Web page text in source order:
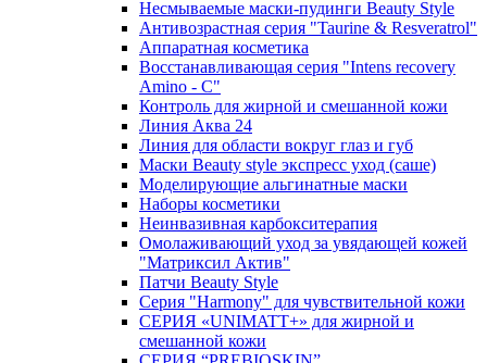
Несмываемые маски-пудинги Beauty Style
Антивозрастная серия "Taurine & Resveratrol"
Аппаратная косметика
Восстанавливающая серия "Intens recovery
Amino - C"
Контроль для жирной и смешанной кожи
Линия Аква 24
Линия для области вокруг глаз и губ
Маски Beauty style экспресс уход (саше)
Моделирующие альгинатные маски
Наборы косметики
Неинвазивная карбокситерапия
Омолаживающий уход за увядающей кожей
"Матриксил Актив"
Патчи Beauty Style
Серия "Harmony" для чувствительной кожи
СЕРИЯ «UNIMATT+» для жирной и
смешанной кожи